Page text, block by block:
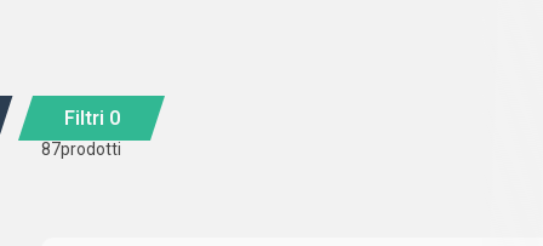
Filtri 0
87prodotti